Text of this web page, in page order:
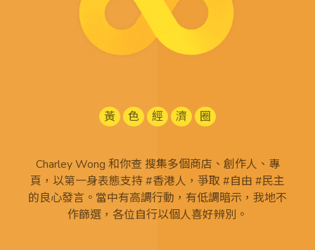
黃 色 經 濟 圈
Charley Wong 和你查 搜集多個商店、創作人、專
頁，以第一身表態支持 #香港人，爭取 #自由 #民主
的良心發言。當中有高調行動，有低調暗示，我地不
作篩選，各位自行以個人喜好辨別。